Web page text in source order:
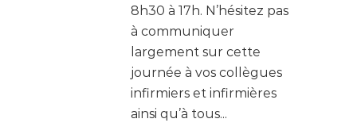
8h30 à 17h. N’hésitez pas
à communiquer
largement sur cette
journée à vos collègues
infirmiers et infirmières
ainsi qu’à tous...